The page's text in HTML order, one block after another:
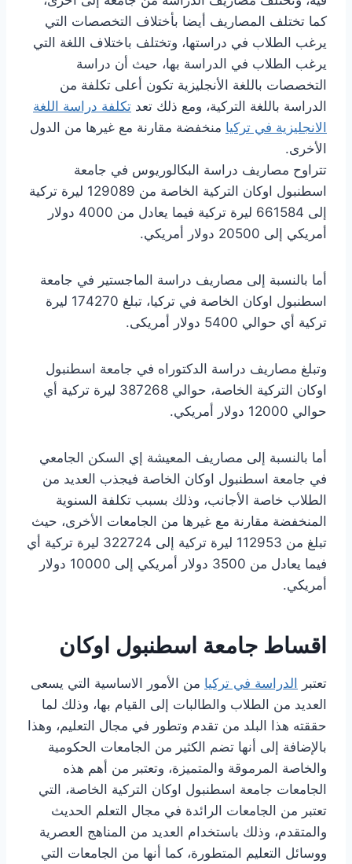
كما تختلف المصاريف أيضا بأختلاف التخصصات التي
يرغب الطلاب في دراستها، وتختلف باختلاف اللغة التي
يرغب الطلاب في الدراسة بها، حيث أن دراسة
التخصصات باللغة الأنجليزية تكون أعلى تكلفة من
الدراسة باللغة التركية، ومع ذلك تعد تكلفة دراسة اللغة
الانجليزية في تركيا منخفضة مقارنة مع غيرها من الدول
الأخرى.
تتراوح مصاريف دراسة البكالوريوس في جامعة
اسطنبول اوكان التركية الخاصة من 129089 ليرة تركية
إلى 661584 ليرة تركية فيما يعادل من 4000 دولار
أمريكي إلى 20500 دولار أمريكي.
أما بالنسبة إلى مصاريف دراسة الماجستير في جامعة
اسطنبول اوكان الخاصة في تركيا، تبلغ 174270 ليرة
تركية أي حوالي 5400 دولار أمريكى.
وتبلغ مصاريف دراسة الدكتوراه في جامعة اسطنبول
اوكان التركية الخاصة، حوالي 387268 ليرة تركية أي
حوالي 12000 دولار أمريكي.
أما بالنسبة إلى مصاريف المعيشة إي السكن الجامعي
في جامعة اسطنبول اوكان الخاصة فيجذب العديد من
الطلاب خاصة الأجانب، وذلك بسبب تكلفة السنوية
المنخفضة مقارنة مع غيرها من الجامعات الأخرى، حيث
تبلغ من 112953 ليرة تركية إلى 322724 ليرة تركية أي
فيما يعادل من 3500 دولار أمريكي إلى 10000 دولار
أمريكي.
اقساط جامعة اسطنبول اوكان
تعتبر الدراسة في تركيا من الأمور الاساسية التي يسعى
العديد من الطلاب والطالبات إلى القيام بها، وذلك لما
حققته هذا البلد من تقدم وتطور في مجال التعليم، وهذا
بالإضافة إلى أنها تضم الكثير من الجامعات الحكومية
والخاصة المرموقة والمتميزة، وتعتبر من أهم هذه
الجامعات جامعة اسطنبول اوكان التركية الخاصة، التي
تعتبر من الجامعات الرائدة في مجال التعلم الحديث
والمتقدم، وذلك باستخدام العديد من المناهج العصرية
ووسائل التعليم المتطورة، كما أنها من الجامعات التي